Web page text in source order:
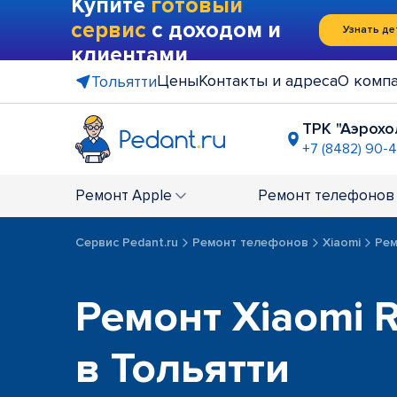
Купите готовый
сервис с доходом и
клиентами
Узнать
ТольяттиЦеныКонтакты и адресаО
ТРК
+7 (8482) 90-
+7 (8482) 94-
Ремонт Apple Ремонт телефонов
Сервис Pedant.ru Ремонт телефонов Xiaomi
Ремонт Xiaomi
в Тольятти